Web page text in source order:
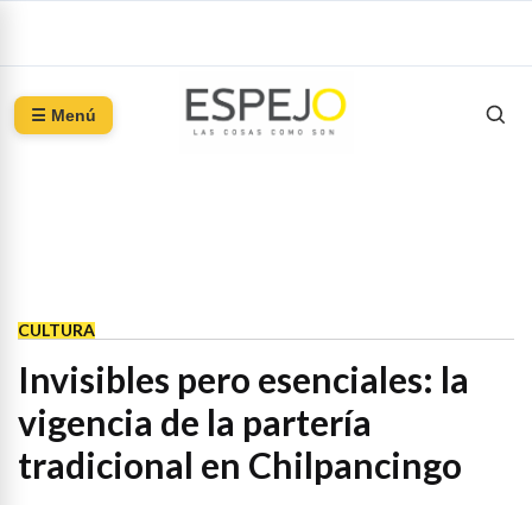
☰ Menú
CULTURA
Invisibles pero esenciales: la
vigencia de la partería
tradicional en Chilpancingo